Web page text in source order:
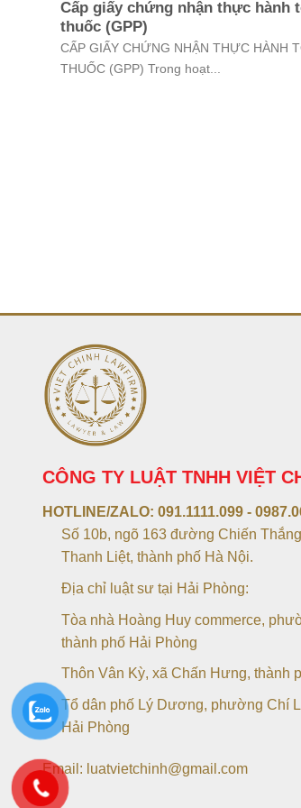
Cấp giấy chứng nhận thực hành
thuốc (GPP)
CẤP GIẤY CHỨNG NHẬN THỰC HÀNH
THUỐC (GPP) Trong hoạt...
CÔNG TY LUẬT TNHH VIỆT
HOTLINE/ZALO: 091.1111.099 -
Số 10b, ngõ 163 đường Chiến
Thanh Liệt, thành phố Hà Nội.
Địa chỉ luật sư tại Hải Phòng:
Tòa nhà Hoàng Huy commerce,
thành phố Hải Phòng
Thôn Vân Kỳ, xã Chấn Hưng, thành
Tổ dân phố Lý Dương, phường Chí
Hải Phòng
Email: luatvietchinh@gmail.com